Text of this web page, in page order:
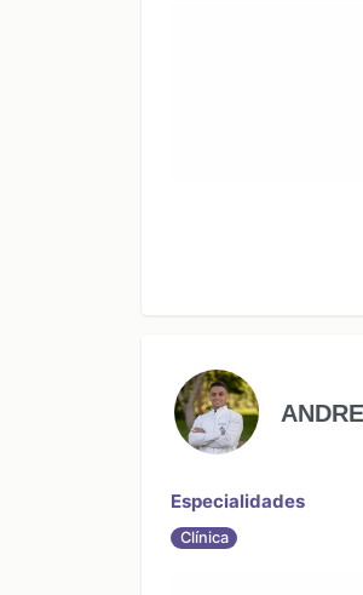
Especialidades
Clínica